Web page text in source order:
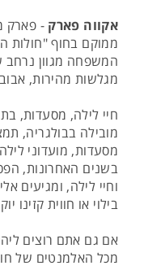
אקווה פארק - פארק
ממוקם בחוף "חולות
המשפחה מגוון נרחב
מגלשות מהירות,
חיי לילה, מסעדות,
מובילה בבולגריה,
מסעדות, מועדוני
בשנים האחרונות,
וחיי לילה, ומגיעים
בילוי או חווית קזינו
אם גם אתם רוצים
מכל האלמנטים של